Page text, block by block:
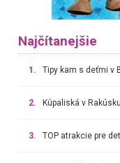
Najčítanejšie
1. Tipy kam s deťmi v
2. Kúpaliská v
3. TOP atrakcie pre